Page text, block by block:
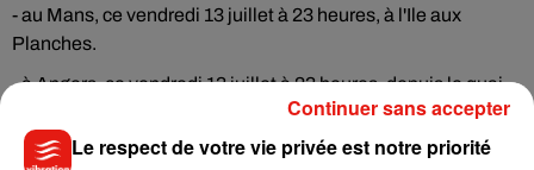
- au Mans, ce vendredi 13 juillet à 23 heures, à l'Ile aux
Planches.
- à Angers, ce vendredi 13 juillet à 23 heures, depuis le quai
Retrouvez le programme du 14 juillet ici �~�
Le respect de votre vie privée est notre priorité
Continuer sans accepter